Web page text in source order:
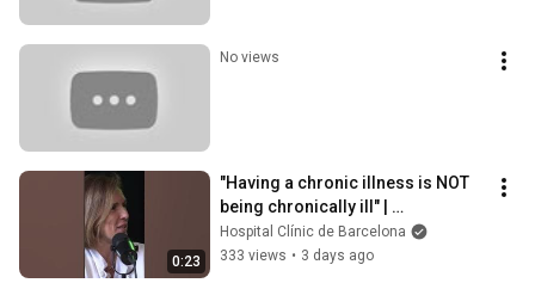
No views
0:23
"Having a chronic illness is NOT
being chronically ill" |
PortalCLÍNIC
Hospital Clínic de Barcelona
333 views • 3 days ago